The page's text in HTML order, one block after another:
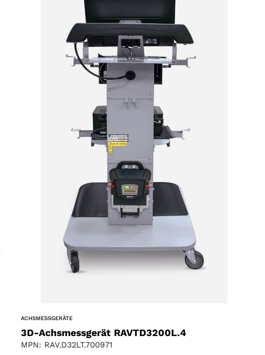
ACHSMESSGERÄTE
3D-Achsmessgerät RAVTD3200L.4
MPN: RAV.D32LT.700971